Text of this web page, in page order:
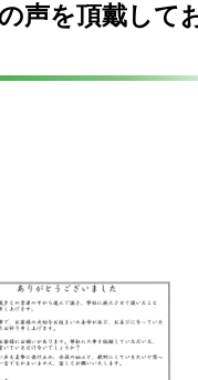
声を頂戴して